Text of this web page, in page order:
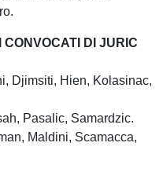
DI JURIC
Djimsiti, Hien, Kolasinac,
Pasalic, Samardzic.
Maldini, Scamacca,